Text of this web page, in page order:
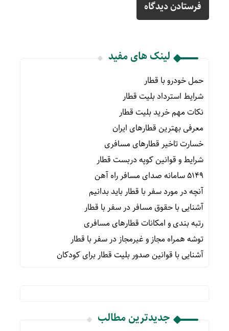
لینک های مفید
حمل خودرو با قطار
شرایط استرداد بلیت قطار
نکات مهم خرید بلیت قطار
معرفی بهترین قطارهای ایران
خسارت تاخیر قطارهای مسافری
شرایط و قوانین کوپه دربست قطار
۵۱۴۹ سامانه صدای مسافر راه آهن
آنچه در مورد سفر با قطار باید بدانیم
آشنایی با حقوق مسافر در سفر با قطار
رتبه بندی و امکانات قطارهای مسافری
توشه همراه مجاز و غیرمجاز در سفر با قطار
آشنایی با قوانین صدور بلیت قطار برای کودکان
جدیدترین مطالب